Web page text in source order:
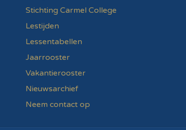
Stichting Carmel College
Lestijden
Lessentabellen
Jaarrooster
Vakantierooster
Nieuwsarchief
Neem contact op